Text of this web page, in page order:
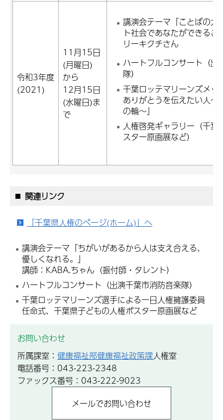
令和3年度
(2021)
11月15日
(月曜日)
から
12月15日
(水曜日)ま
で
講演会テーマ「ことばの力
ト社会であなたができる
リーキクチさん
ハートフルコンサート（出
隊）
千葉ロッテマリーンズメッ
ありがとうを伝えたい人～
の輪～」
人権啓発ギャラリー（千葉
スター原画展など）
関連リンク
「千葉県人権のページ(ホーム)」へ
講演会テーマ「ちがいがあるから人は支え合える、
優しくなれる。」
講師：KABA.ちゃん（振付師・タレント）
ハートフルコンサート（出演千葉市消防音楽隊）
千葉ロッテマリーンズ選手による一日人権擁護委員
任命式、千葉県子どもの人権ポスター原画展など
お問い合わせ
所属課室： 健康福祉部健康福祉政策課人権室
電話番号：043-223-2348
ファックス番号：043-222-9023